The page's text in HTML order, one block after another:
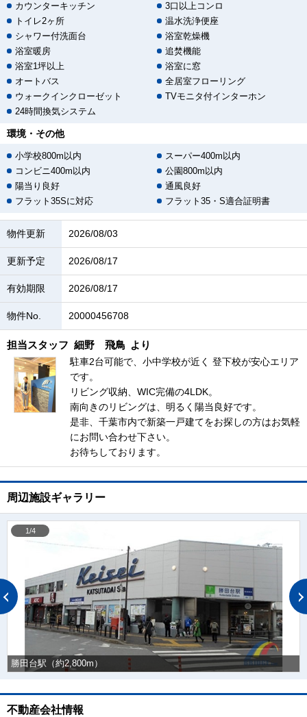
カウンターキッチン
3口以上コンロ
トイレ2ヶ所
温水洗浄便座
シャワー付洗面台
浴室乾燥機
浴室暖房
追焚機能
浴室1坪以上
浴室に窓
オートバス
全居室フローリング
ウォークインクローゼット
TVモニタ付インターホン
24時間換気システム
環境・その他
小学校800m以内
スーパー400m以内
コンビニ400m以内
公園800m以内
陽当り良好
通風良好
フラット35Sに対応
フラット35・S適合証明書
物件更新 2026/08/03
更新予定 2026/08/17
有効期限 2026/08/17
物件No. 20000456708
担当スタッフ 細野 飛鳥 より
駐車2台可能で、小中学校が近く 登下校が安心エリア
です。
リビング収納、WIC完備の4LDK。
南向きのリビングは、明るく陽当良好です。
是非、千葉市内で新築一戸建てをお探しの方はお気軽
にお問い合わせ下さい。
お待ちしております。
周辺施設ギャラリー
勝田台駅（約2,800m）
1/4
不動産会社情報